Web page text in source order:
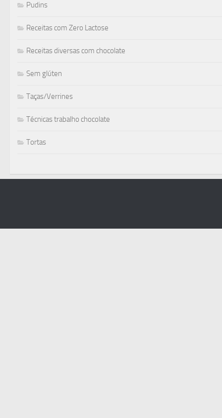
Pudins
Receitas com Zero Lactose
Receitas diversas com chocolate
Sem glúten
Taças/Verrines
Técnicas trabalho chocolate
Tortas